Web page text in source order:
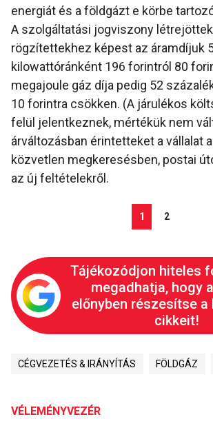
energiát és a földgázt e körbe
A szolgáltatási jogviszony
rögzítettekhez képest az áramdíjuk
kilowattóránként 196 forintról 80
megajoule gáz díja pedig 52
10 forintra csökken. (A járulékos
felül jelentkeznek, mértékük nem
árváltozásban érintetteket a vállalat
közvetlen megkeresésben, postai
az új feltételekről.
1 2
Tájékozódjon hiteles
megadhatja, hogy
előnyben részesítse a
cikkeit!
CÉGVEZETÉS & IRÁNYÍTÁS FÖLDGÁZ
VÉLEMÉNYVEZÉR